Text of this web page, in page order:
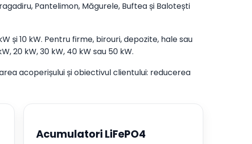
Pantelimon, Măgurele, Buftea și Balotești
și 10 kW. Pentru firme, birouri, depozite, hale sau
20 kW, 30 kW, 40 kW sau 50 kW.
acoperișului și obiectivul clientului: reducerea
Acumulatori LiFePO4